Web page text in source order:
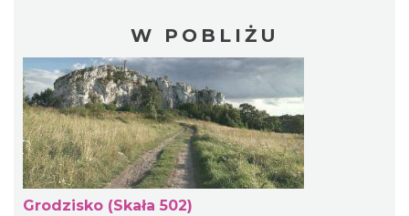
W POBLIŻU
Grodzisko (Skała 502)